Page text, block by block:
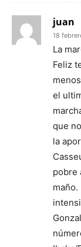
juan
18
La
Feliz
el
que
la
pobre
maño.